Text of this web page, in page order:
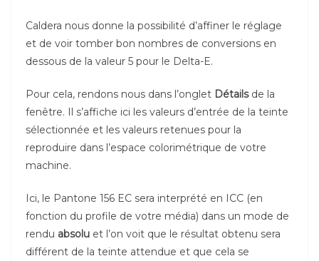
Caldera nous donne la possibilité d’affiner le réglage
et de voir tomber bon nombres de conversions en
dessous de la valeur 5 pour le Delta-E.
Pour cela, rendons nous dans l’onglet Détailsde la
fenêtre. Il s’affiche ici les valeurs d’entrée de la teinte
sélectionnée et les valeurs retenues pour la
reproduire dans l’espace colorimétrique de votre
machine.
Ici, le Pantone 156 EC sera interprété en ICC (en
fonction du profile de votre média) dans un mode de
rendu absolu et l’on voit que le résultat obtenu sera
différent de la teinte attendue et que cela se